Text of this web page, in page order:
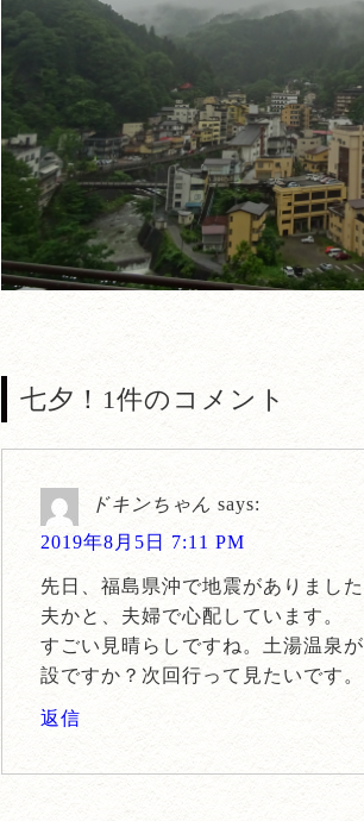
七夕！1件のコメント
ドキンちゃん says:
2019年8月5日 7:11 PM
先日、福島県沖で地震がありまし
夫かと、夫婦で心配しています。
すごい見晴らしですね。土湯温泉
設ですか？次回行って見たいです。
返信